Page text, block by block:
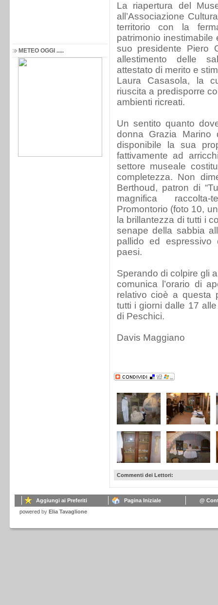
METEO OGGI .....
La riapertura del
all’Associazione
territorio con la
patrimonio
suo presidente Piero
allestimento delle
attestato di merito e
Laura Casasola, la
riuscita a predisporre
ambienti ricreati.
Un sentito quanto
donna Grazia
disponibile la sua
fattivamente ad
settore museale
completezza. Non
Berthoud, patron di
magnifica raccolta-
Promontorio (foto 10,
la brillantezza di tutti i
senape della sabbia
pallido ed
paesi.
Sperando di colpire gli
comunica l’orario di
relativo cioè a questa
tutti i giorni dalle 17
di Peschici.
Davis Maggiano
Commenti dei Lettori:
Aggiungi ai Preferiti Pagina Iniziale
@
powered by Elia Tavaglione